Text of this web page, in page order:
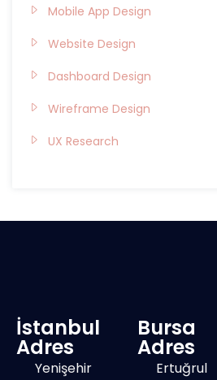
Mobile App Design
Website Design
Dashboard Design
Wireframe Design
UX Research
İstanbul
Adres
Yenişehir
Bursa
Adres
Ertuğrul